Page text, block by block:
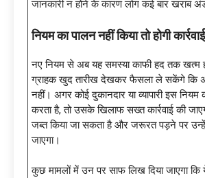
जानकारी न होने के कारण लोग कई बार खराब
नियम का पालन नहीं किया तो होगी कार्रवाई
नए नियम से अब यह समस्या काफी हद तक खत्म
ग्राहक खुद तारीख देखकर फैसला ले सकेंगे कि
नहीं। अगर कोई दुकानदार या व्यापारी इस नियम
करता है, तो उसके खिलाफ सख्त कार्रवाई की
जब्त किया जा सकता है और जरूरत पड़ने पर उन्हें
जाएगा।
कुछ मामलों में उन पर साफ लिख दिया जाएगा कि